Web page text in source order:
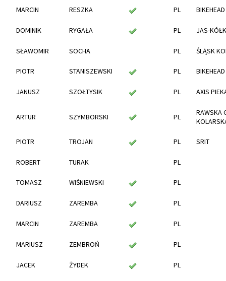
MARCIN RESZKA PL BIKEHEAD
DOMINIK RYGAŁA PL JAS-
SŁAWOMIR SOCHA PL ŚLĄSK
PIOTR STANISZEWSKI PL BIKEHEAD
JANUSZ SZOŁTYSIK PL AXIS
ARTUR SZYMBORSKI PL
RAWSKA
PIOTR TROJAN PL SRIT
ROBERT TURAK PL
TOMASZ WIŚNIEWSKI PL
DARIUSZ ZAREMBA PL
MARCIN ZAREMBA PL
MARIUSZ ZEMBROŃ PL
JACEK ŻYDEK PL